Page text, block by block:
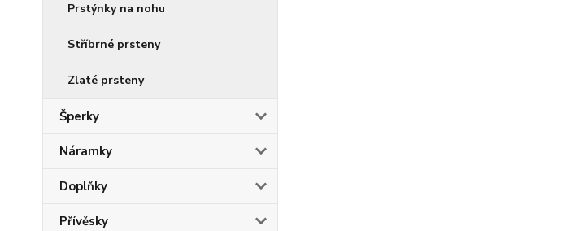
Prstýnky na nohu
Stříbrné prsteny
Zlaté prsteny
Šperky
Náramky
Doplňky
Přívěsky